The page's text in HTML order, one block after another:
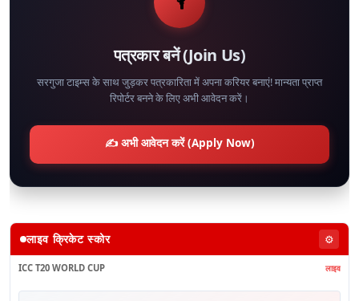
पत्रकार बनें (Join Us)
सरगुजा टाइम्स के साथ जुड़कर पत्रकारिता में अपना करियर बनाएं! मान्यता प्राप्त
रिपोर्टर बनने के लिए अभी आवेदन करें।
✍️ अभी आवेदन करें (Apply Now)
लाइव क्रिकेट स्कोर ⚙️
ICC T20 WORLD CUP लाइव